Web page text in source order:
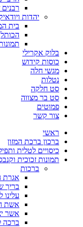
רבנים
יהדות
בית
הכותל
בלוק אקרילי
כוסות קידוש
מגשי חלה
נטלות
סט חלקה
סט בר מצווה
פמוטים
צור קשר
ראשי
ברכון ברכת המזון
כיסויים לטלית
תמונות זכוכית
ברכות
אגרת
בריך
עלינו
אשת
אשר
ברכה